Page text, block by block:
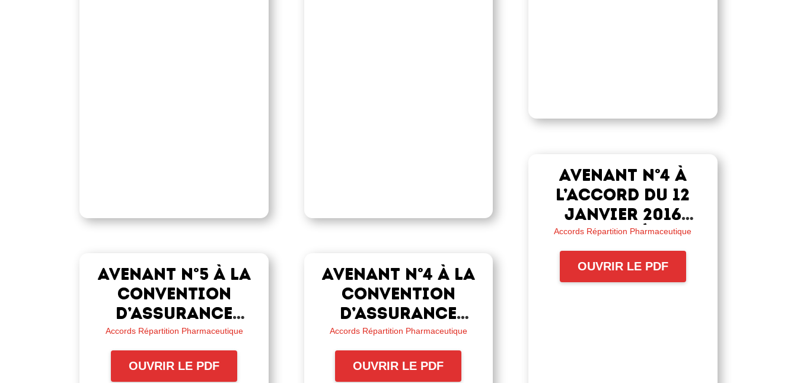
Avenant n°5 à la
convention
d’assurance
collective –
Régime anciens
salariés
Accords Répartition Pharmaceutique
OUVRIR LE PDF
Avenant n°4 à la
convention
d’assurance
collective des
anciens salariés
Accords Répartition Pharmaceutique
OUVRIR LE PDF
Avenant n°4 à
l’accord du 12
janvier 2016
relatif à la
complémentaire
frais de santé
Accords Répartition Pharmaceutique
OUVRIR LE PDF